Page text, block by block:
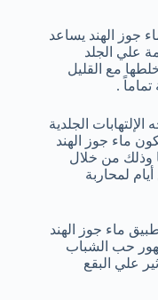
جوز الهند يساعد
علي الجلد
مع القليل
.
الإلتهابات الجلدية
ماء جوز الهند
وذلك من خلال
لمحاربة
ماء جوز الهند
حب الشباب
علي البقع